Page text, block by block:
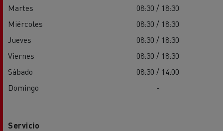
Martes
08:30 / 18:30
Miércoles
08:30 / 18:30
Jueves
08:30 / 18:30
Viernes
08:30 / 18:30
Sábado
08:30 / 14:00
Domingo
-
Servicio